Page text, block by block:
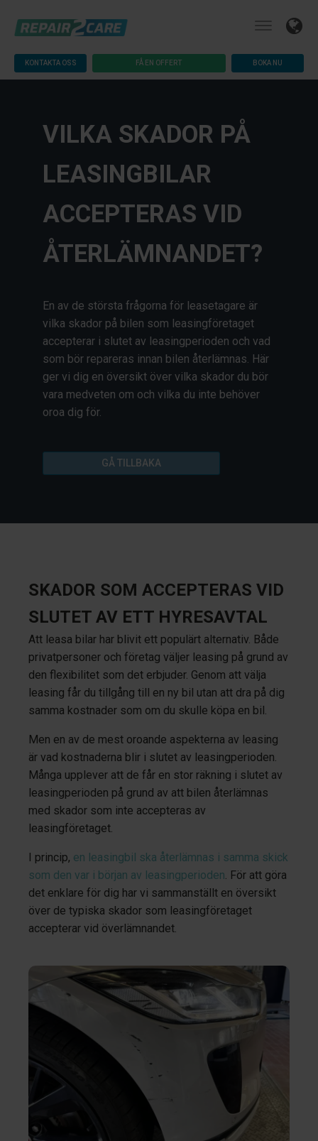
KONTAKTA OSS FÅ EN OFFERT BOKA NU
VILKA SKADOR PÅ
LEASINGBILAR
ACCEPTERAS VID
ÅTERLÄMNANDET?
En av de största frågorna för leasetagare är
vilka skador på bilen som leasingföretaget
accepterar i slutet av leasingperioden och vad
som bör repareras innan bilen återlämnas. Här
ger vi dig en översikt över vilka skador du bör
vara medveten om och vilka du inte behöver
oroa dig för.
GÅ TILLBAKA
SKADOR SOM ACCEPTERAS VID
SLUTET AV ETT HYRESAVTAL
Att leasa bilar har blivit ett populärt alternativ. Både
privatpersoner och företag väljer leasing på grund av
den flexibilitet som det erbjuder. Genom att välja
leasing får du tillgång till en ny bil utan att dra på dig
samma kostnader som om du skulle köpa en bil.
Men en av de mest oroande aspekterna av leasing
är vad kostnaderna blir i slutet av leasingperioden.
Många upplever att de får en stor räkning i slutet av
leasingperioden på grund av att bilen återlämnas
med skador som inte accepteras av
leasingföretaget.
I princip, en leasingbil ska återlämnas i samma skick
som den var i början av leasingperioden. För att göra
det enklare för dig har vi sammanställt en översikt
över de typiska skador som leasingföretaget
accepterar vid överlämnandet.